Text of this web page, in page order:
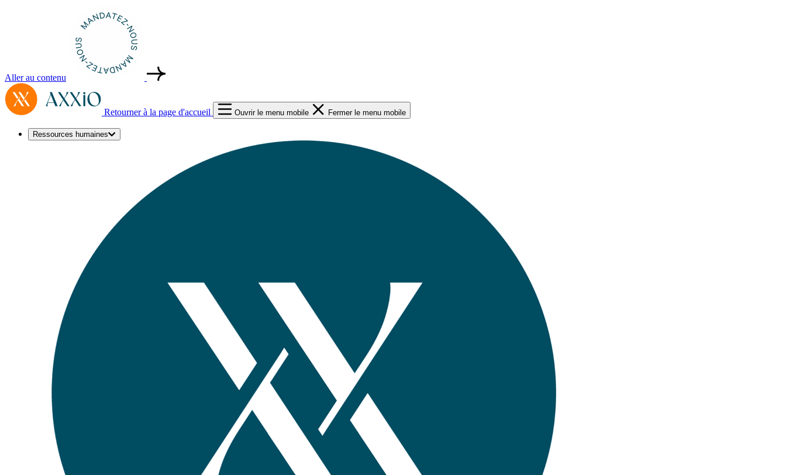
Aller au contenu
Retourner à la page d'accueil Ouvrir le menu mobile Fermer le menu mobile
Ressources humaines